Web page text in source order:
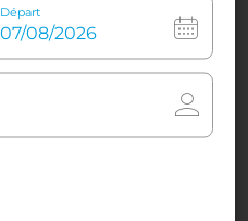
Sleep Better Mattresses
Départ